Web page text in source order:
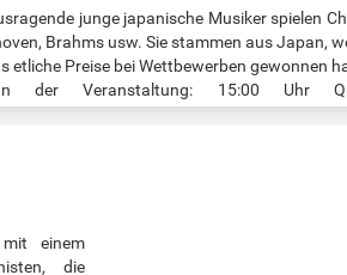
junge japanische Musiker spielen
Brahms usw. Sie stammen aus Japan,
etliche Preise bei Wettbewerben gewonnen
der Veranstaltung: 15:00 Uhr
einem
die